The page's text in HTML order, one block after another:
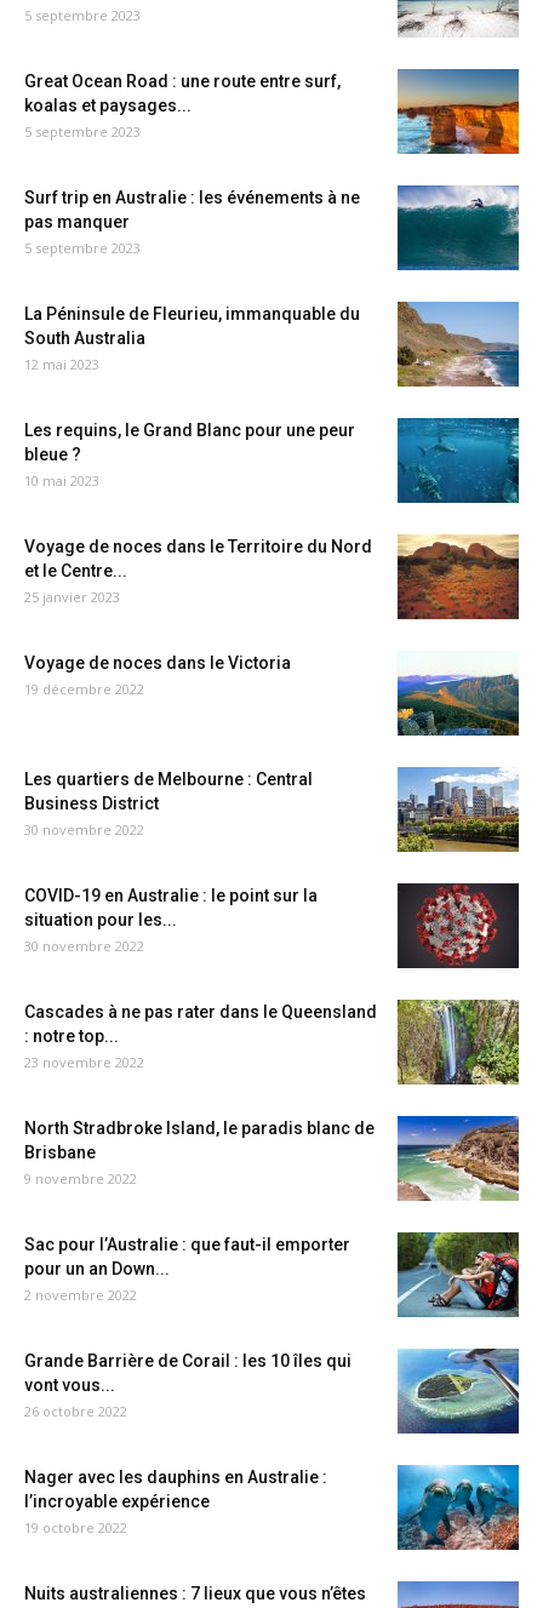
5 septembre 2023
Great Ocean Road : une route entre surf,
koalas et paysages...
5 septembre 2023
Surf trip en Australie : les événements à ne
pas manquer
5 septembre 2023
La Péninsule de Fleurieu, immanquable du
South Australia
12 mai 2023
Les requins, le Grand Blanc pour une peur
bleue ?
10 mai 2023
Voyage de noces dans le Territoire du Nord
et le Centre...
25 janvier 2023
Voyage de noces dans le Victoria
19 décembre 2022
Les quartiers de Melbourne : Central
Business District
30 novembre 2022
COVID-19 en Australie : le point sur la
situation pour les...
30 novembre 2022
Cascades à ne pas rater dans le Queensland
: notre top...
23 novembre 2022
North Stradbroke Island, le paradis blanc de
Brisbane
9 novembre 2022
Sac pour l’Australie : que faut-il emporter
pour un an Down...
2 novembre 2022
Grande Barrière de Corail : les 10 îles qui
vont vous...
26 octobre 2022
Nager avec les dauphins en Australie :
l’incroyable expérience
19 octobre 2022
Nuits australiennes : 7 lieux que vous n’êtes